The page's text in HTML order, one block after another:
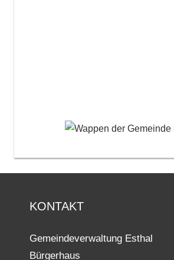
KONTAKT
Gemeindeverwaltung Esthal
Bürgerhaus